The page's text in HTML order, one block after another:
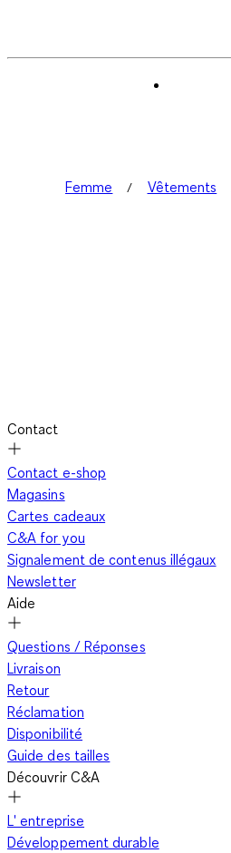
Femme Vêtements
Contact
Contact e-shop
Magasins
Cartes cadeaux
C&A for you
Signalement de contenus illégaux
Newsletter
Aide
Questions / Réponses
Livraison
Retour
Réclamation
Disponibilité
Guide des tailles
Découvrir C&A
L' entreprise
Développement durable